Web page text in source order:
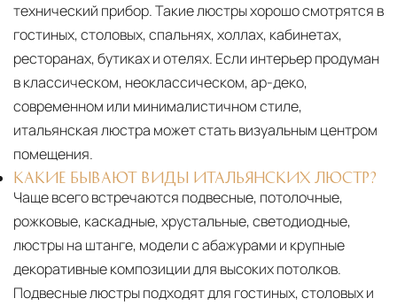
технический прибор. Такие люстры хорошо смотрятся в
гостиных, столовых, спальнях, холлах, кабинетах,
ресторанах, бутиках и отелях. Если интерьер продуман
в классическом, неоклассическом, ар-деко,
современном или минималистичном стиле,
итальянская люстра может стать визуальным центром
помещения.
КАКИЕ БЫВАЮТ ВИДЫ ИТАЛЬЯНСКИХ ЛЮСТР?
Чаще всего встречаются подвесные, потолочные,
рожковые, каскадные, хрустальные, светодиодные,
люстры на штанге, модели с абажурами и крупные
декоративные композиции для высоких потолков.
Подвесные люстры подходят для гостиных, столовых и